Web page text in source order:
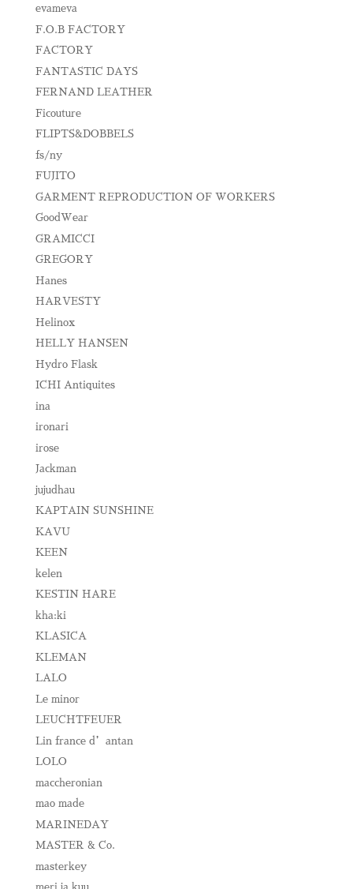
evameva
F.O.B FACTORY
FACTORY
FANTASTIC DAYS
FERNAND LEATHER
Ficouture
FLIPTS&DOBBELS
fs/ny
FUJITO
GARMENT REPRODUCTION OF WORKERS
GoodWear
GRAMICCI
GREGORY
Hanes
HARVESTY
Helinox
HELLY HANSEN
Hydro Flask
ICHI Antiquites
ina
ironari
irose
Jackman
jujudhau
KAPTAIN SUNSHINE
KAVU
KEEN
kelen
KESTIN HARE
kha:ki
KLASICA
KLEMAN
LALO
Le minor
LEUCHTFEUER
Lin france d’antan
LOLO
maccheronian
mao made
MARINEDAY
MASTER & Co.
masterkey